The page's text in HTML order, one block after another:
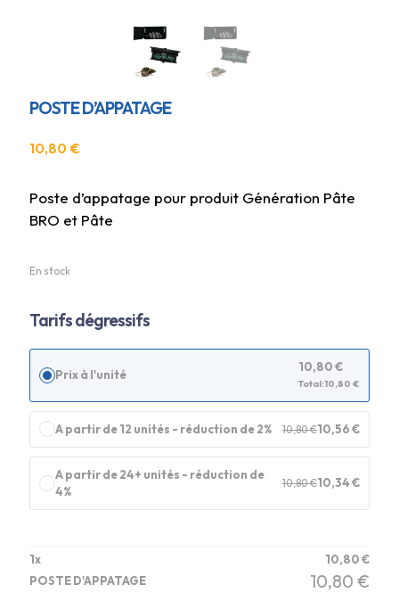
POSTE D’APPATAGE
10,80 €
Poste d’appatage pour produit Génération Pâte
BRO et Pâte
En stock
Tarifs dégressifs
Prix à l'unité
10,80€
Total:10,80 €
A partir de 12 unités - réduction de 2% 10,80€10,56€
A partir de 24+ unités - réduction de
4%
10,80€10,34€
1x 10,80€
POSTE D'APPATAGE
10,80 €